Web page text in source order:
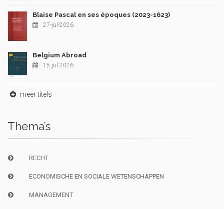
Blaise Pascal en ses époques (2023-1623)
27-jul-2026
Belgium Abroad
15-jul-2026
meer titels
Thema’s
RECHT
ECONOMISCHE EN SOCIALE WETENSCHAPPEN
MANAGEMENT